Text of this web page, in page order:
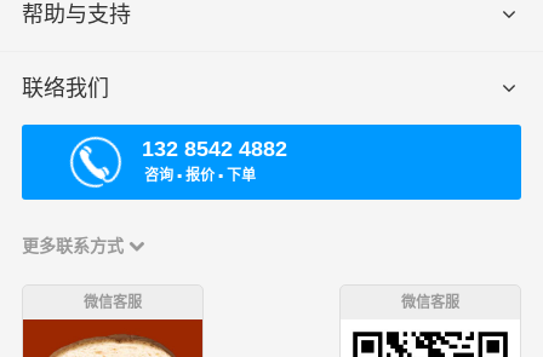
帮助与支持
联络我们
132 8542 4882
咨询 ▪ 报价 ▪ 下单
更多联系方式
微信客服 微信客服